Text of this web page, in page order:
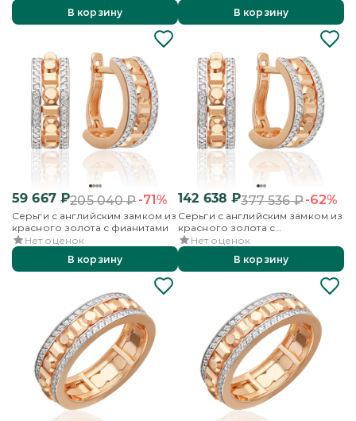
В корзину
В корзину
59 667₽205 040₽-71%
Серьги с английским замком из
красного золота с фианитами
Нет оценок
В корзину
142 638 ₽377 536₽-62%
Серьги с английским замком из
красного золота с
бриллиантами
Нет оценок
В корзину